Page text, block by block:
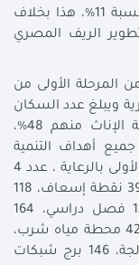
فيخصها استثمارات بقيمة 1,2 مليار جنيه بنسبة 11%، هذا بخلاف
الريف المصري
المرحلة الأولى من
"حياة كريمة" بمحافظة أسيوط 150 قرية ويبلغ عدد السكان
المستفيدين 2,4 مليون نسمة وتبلغ نسبة الإناث منهم 48%،
أهداف التنمية
المستدامة إنشاء 4 عمارات سكنية للأسر الأولى بالرعاية ، عدد 4
وحدات إجتماعية، 35 مجمع خدمات زراعية، 39 نقطة إسعاف، 118
وحدة صحية، 4 مستشفيات مركزية، 1226 فصل دراسي، 164
مدرسة، 7 مراكز تنمية أسرة، مركز تأهيل، 42 محطة مياه شرب،
149 مشروع صرف صحي، 11 محطات معالجة، 146 برج شبكات